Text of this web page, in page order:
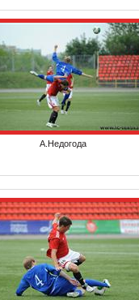
А.Недогода